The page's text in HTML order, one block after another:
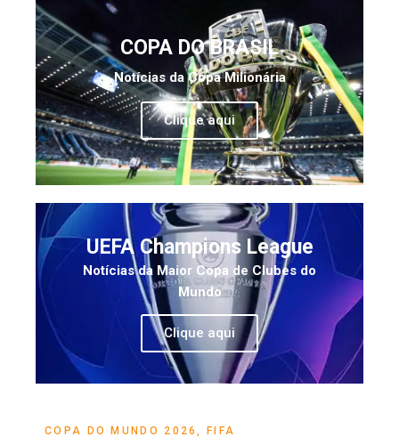
COPA DO BRASIL
Notícias da Copa Milionária
Clique aqui
UEFA Champions League
Notícias da Maior Copa de Clubes do
Mundo
Clique aqui
COPA DO MUNDO 2026 ,FIFA